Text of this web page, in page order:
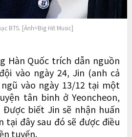
BTS. [Ảnh=Big Hit Music]
Hàn Quốc trích dẫn nguồn
vào ngày 24, Jin (anh cả
ngũ vào ngày 13/12 tại một
tân binh ở Yeoncheon,
Được biết Jin sẽ nhận huấn
tại đây sau đó sẽ được điều
tuyến.